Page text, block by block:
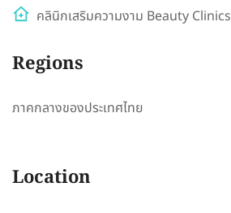
คลินิกเสริมความงาม Beauty Clinics
Regions
ภาคกลางของประเทศไทย
Location